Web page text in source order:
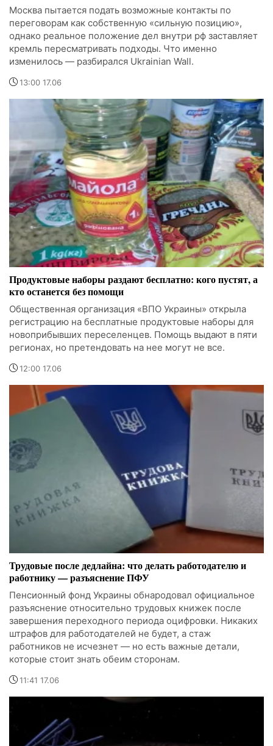
Москва пытается подать возможные контакты по
переговорам как собственную «сильную позицию»,
однако реальное положение дел внутри рф заставляет
кремль пересматривать подходы. Что именно
изменилось — разбирался Ukrainian Wall.
13:00 17.06
Продуктовые наборы раздают бесплатно: кого пустят, а
кто останется без помощи
Общественная организация «ВПО Украины» открыла
регистрацию на бесплатные продуктовые наборы для
новоприбывших переселенцев. Помощь выдают в пяти
регионах, но претендовать на нее могут не все.
12:00 17.06
Трудовые после дедлайна: что делать работодателю и
работнику — разъяснение ПФУ
Пенсионный фонд Украины обнародовал официальное
разъяснение относительно трудовых книжек после
завершения переходного периода оцифровки. Никаких
штрафов для работодателей не будет, а стаж
работников не исчезнет — но есть важные детали,
которые стоит знать обеим сторонам.
11:41 17.06